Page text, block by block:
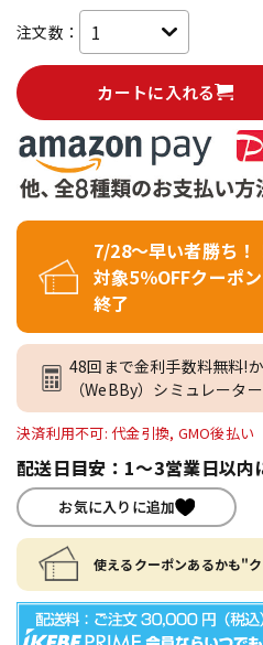
注文数：
カートに入れる
7/28～早い者勝ち！
対象5％OFFクーポ
終了
48回まで金利手数料無料!
（WeBBy）シミュレーター
決済利用不可: 代金引換, GMO後払い
配送日目安：1～3営業日以内
お気に入りに追加
使えるクーポンあるかも"